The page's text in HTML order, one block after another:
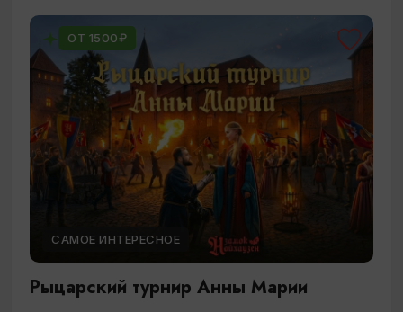
ОТ 1500₽
САМОЕ ИНТЕРЕСНОЕ
Рыцарский турнир Анны Марии